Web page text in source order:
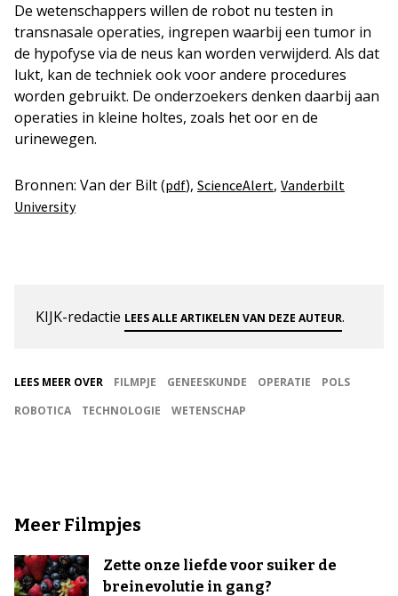
De wetenschappers willen de robot nu testen in
transnasale operaties, ingrepen waarbij een tumor in
de hypofyse via de neus kan worden verwijderd. Als dat
lukt, kan de techniek ook voor andere procedures
worden gebruikt. De onderzoekers denken daarbij aan
operaties in kleine holtes, zoals het oor en de
urinewegen.
Bronnen: Van der Bilt (pdf), ScienceAlert, Vanderbilt
University
KIJK-redactie LEES ALLE ARTIKELEN VAN DEZE AUTEUR.
LEES MEER OVER FILMPJE GENEESKUNDE OPERATIE
POLS
ROBOTICA
TECHNOLOGIE WETENSCHAP
Meer Filmpjes
Zette onze liefde voor suiker de
breinevolutie in gang?